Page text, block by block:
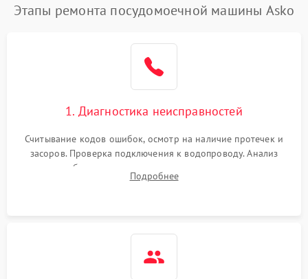
Этапы ремонта посудомоечной машины Asko
1. Диагностика неисправностей
Считывание кодов ошибок, осмотр на наличие протечек и
засоров. Проверка подключения к водопроводу. Анализ
жалоб на отсутствие слива, нагрева, вращения
разбрызгивателей или срабатывание системы защиты
Подробнее